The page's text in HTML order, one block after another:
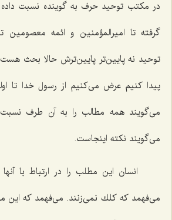
در مكتب توحید حرف به گوینده نسبت
گرفته تا امیرالمؤمنین و ائمه معصومین
توحید نه پایین‌تر پایین‌ترش حالا بحث هست
پیدا كنیم عرض می‌كنیم از رسول خدا تا
می‌گویند همه مطالب را به آن طرف
می‌گویند نكته اینجاست.
انسان این مطلب را در ارتباط با
می‌فهمد كه كلك نمی‌زنند. می‌فهمد كه